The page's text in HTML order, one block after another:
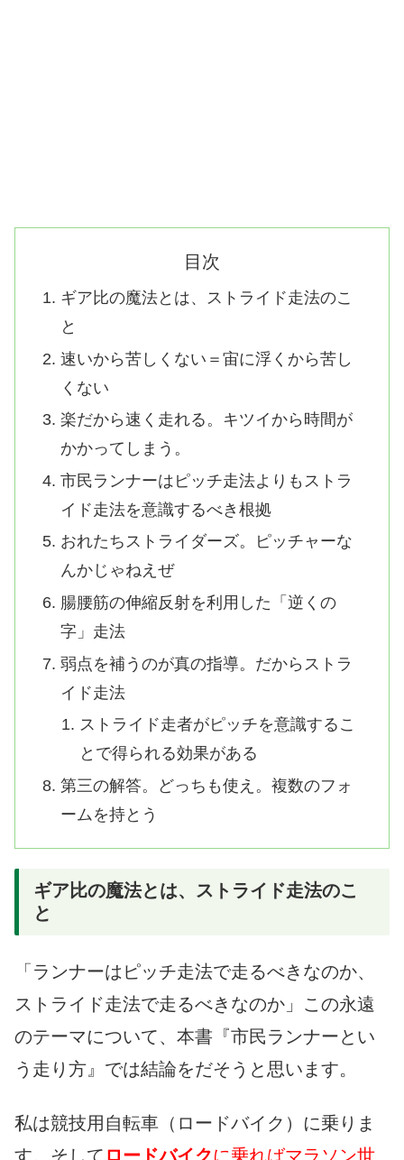
目次
ギア比の魔法とは、ストライド走法のこ
と
速いから苦しくない＝宙に浮くから苦し
くない
楽だから速く走れる。キツイから時間が
かかってしまう。
市民ランナーはピッチ走法よりもストラ
イド走法を意識するべき根拠
おれたちストライダーズ。ピッチャーな
んかじゃねえぜ
腸腰筋の伸縮反射を利用した「逆くの
字」走法
弱点を補うのが真の指導。だからストラ
イド走法
ストライド走者がピッチを意識するこ
とで得られる効果がある
第三の解答。どっちも使え。複数のフォ
ームを持とう
ギア比の魔法とは、ストライド走法のこ
と
「ランナーはピッチ走法で走るべきなのか、
ストライド走法で走るべきなのか」この永遠
のテーマについて、本書『市民ランナーとい
う走り方』では結論をだそうと思います。
私は競技用自転車（ロードバイク）に乗りま
す。そして ロードバイクに乗ればマラソン世